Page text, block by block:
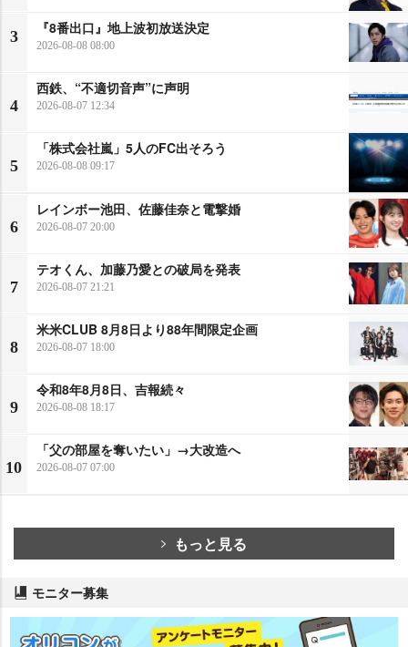
3
『8番出口』地上波初放送決定
2026-08-08 08:00
4
西鉄、“不適切音声”に声明
2026-08-07 12:34
5
「株式会社嵐」5人のFC出そろう
2026-08-08 09:17
6
レインボー池田、佐藤佳奈と電撃婚
2026-08-07 20:00
7
テオくん、加藤乃愛との破局を発表
2026-08-07 21:21
8
米米CLUB 8月8日より88年間限定企画
2026-08-07 18:00
9
令和8年8月8日、吉報続々
2026-08-08 18:17
10
「父の部屋を奪いたい」→大改造へ
2026-08-07 07:00
もっと見る
モニター募集